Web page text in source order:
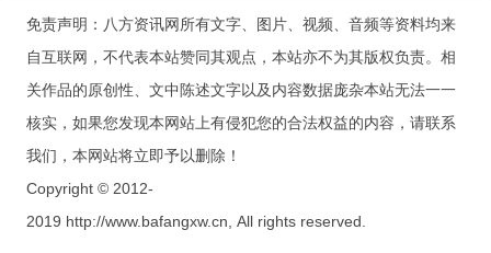
免责声明：八方资讯网所有文字、图片、视频、音频等资料均来
自互联网，不代表本站赞同其观点，本站亦不为其版权负责。相
关作品的原创性、文中陈述文字以及内容数据庞杂本站无法一一
核实，如果您发现本网站上有侵犯您的合法权益的内容，请联系
我们，本网站将立即予以删除！
Copyright © 2012-
2019 http://www.bafangxw.cn, All rights reserved.